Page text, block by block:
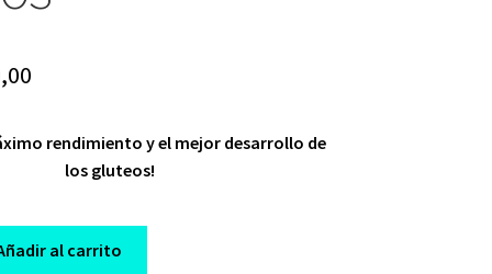
Current
is:rendimiento y el mejor desarrollo de
los gluteos!
al carrito